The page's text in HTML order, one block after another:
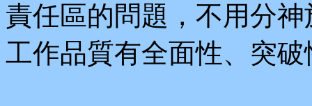
責任區的問題，不用分
工作品質有全面性、突